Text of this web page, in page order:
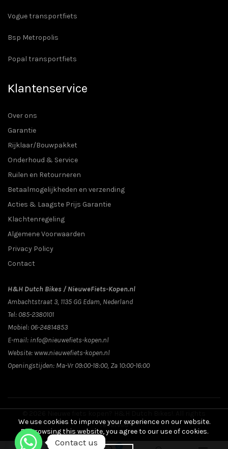
Vogue transportfiets
Bsp Metropolis
Popal transportfiets
Klantenservice
Over ons
Garantie
Rijklaar/Bouwpakket
Onderhoud & Service
Ruilen en Retourneren
Betaalmogelijkheden en verzending
Acties & Laagste Prijs Garantie
Klachtenregeling
Algemene Voorwaarden
Privacy Policy
Contact
H&H Dutch Bikes / NieuweFiets-Kopen.nl
Ambachtstraat 3, 1135 GG Edam, Nederland
Tel: 085-2380101
Mobiel: 06-24814853
E-mail: info@nieuwefiets-kopen.nl
Website: www.nieuwefiets-kopen.nl
Openingstijden: Ma-Vr 09:00-18:00, Za 10:00-16:00
reserved
0 0
We use cookies to improve your experience on our website.
By browsing this website, you agree to our use of cookies.
Contact us